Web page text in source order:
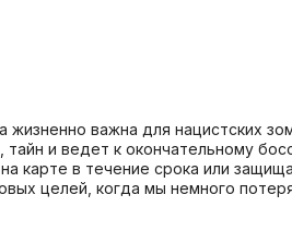
жизненно важна для нацистских
и ведет к окончательному
карте в течение срока или
целей, когда мы немного